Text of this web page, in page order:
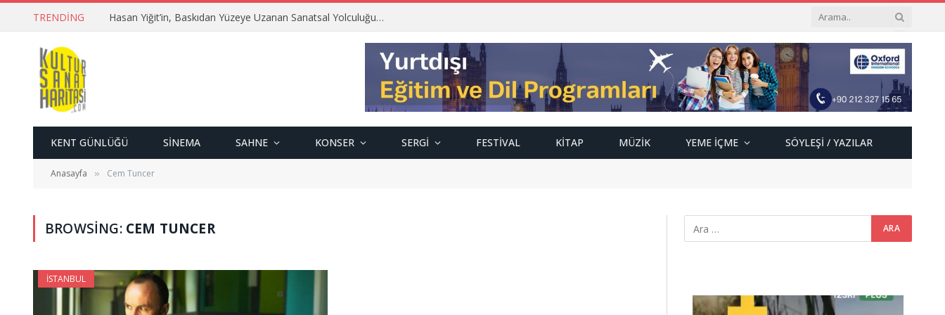
TRENDING Hasan Yiğit’in, Baskıdan Yüzeye Uzanan Sanatsal Yolculuğu…
KENT GÜNLÜĞÜ SINEMA SAHNE KONSER SERGI FESTIVAL KITAP MÜZIK YEME İÇME SÖYLEŞI / YAZILAR
Anasayfa » Cem Tuncer
BROWSING: CEM TUNCER
İSTANBUL
Video